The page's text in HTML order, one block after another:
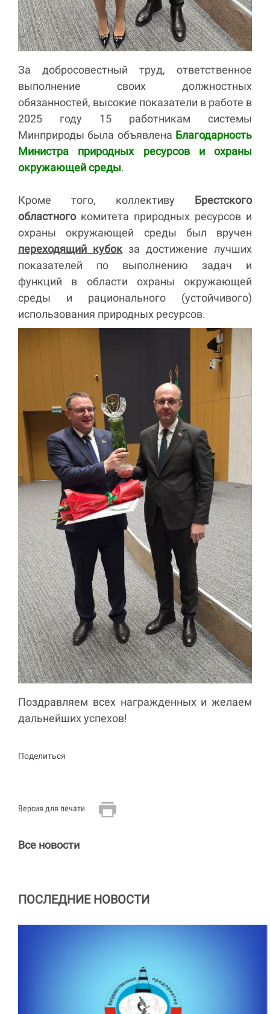
За добросовестный труд, ответственное
выполнение своих должностных
обязанностей, высокие показатели в работе в
2025 году 15 работникам системы
Минприроды была объявлена Благодарность
Министра природных ресурсов и охраны
окружающей среды.
Кроме того, коллективу Брестского
областногокомитета природных ресурсов и
охраны окружающей среды был вручен
переходящий кубок за достижение лучших
показателей по выполнению задач и
функций в области охраны окружающей
среды и рационального (устойчивого)
использования природных ресурсов.
Поздравляем всех награжденных и желаем
дальнейших успехов!
Поделиться
Версия для печати
Все новости
ПОСЛЕДНИЕ НОВОСТИ